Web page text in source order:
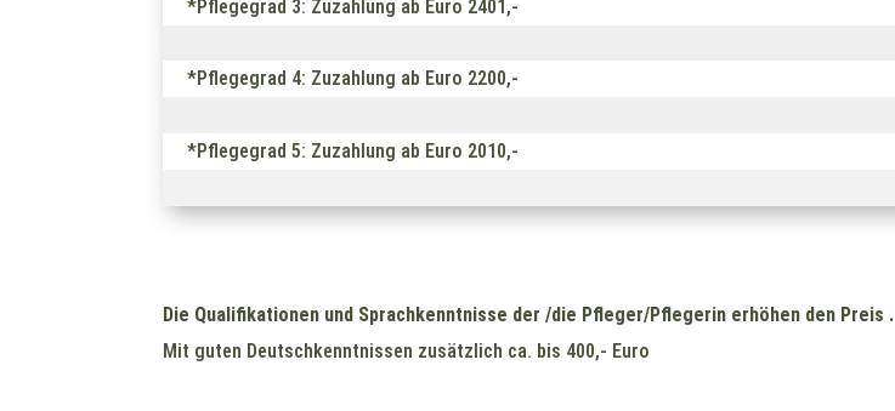
*Pflegegrad 3: Zuzahlung ab Euro 2401,-
*Pflegegrad 4: Zuzahlung ab Euro 2200,-
*Pflegegrad 5: Zuzahlung ab Euro 2010,-
Die Qualifikationen und Sprachkenntnisse der /die Pfleger/Pflegerin erhöhen den Preis .
Mit guten Deutschkenntnissen zusätzlich ca. bis 400,- Euro